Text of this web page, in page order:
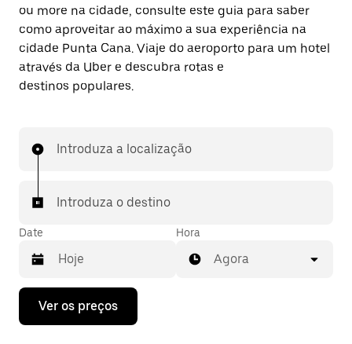
ou more na cidade, consulte este guia para saber
como aproveitar ao máximo a sua experiência na
cidade Punta Cana. Viaje do aeroporto para um hotel
através da Uber e descubra rotas e
destinos populares.
Introduza a localização
Introduza o destino
Date
Prima
tecla
Hora
Agora
Ver os preços